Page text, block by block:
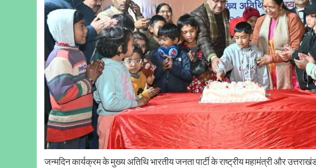
जन्मदिन कार्यक्रम के मुख्य अतिथि भारतीय जनता पार्टी के राष्ट्रीय महामंत्री और